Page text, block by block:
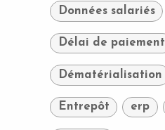
Données salariés
Délai de paiement
Dématérialisation
Entrepôt erp